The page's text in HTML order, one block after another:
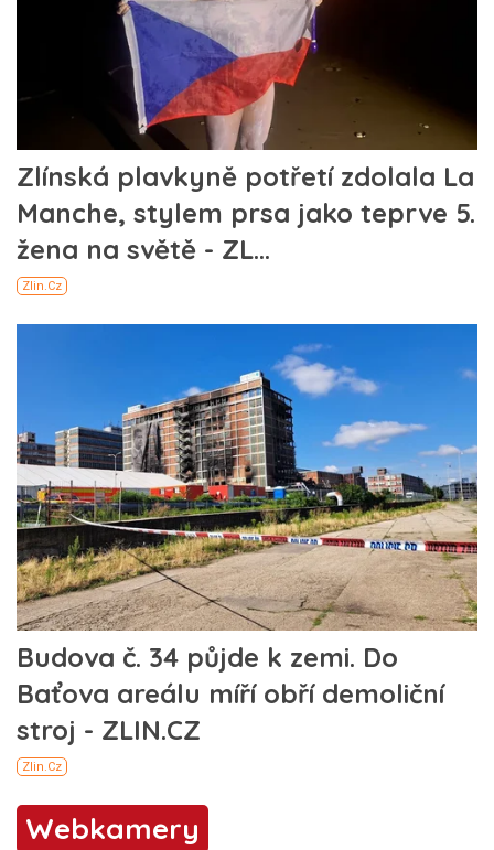
Webkamery